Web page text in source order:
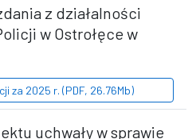
z działalności
w Ostrołęce w
za 2025 r. (PDF, 26.76Mb)
uchwały w sprawie